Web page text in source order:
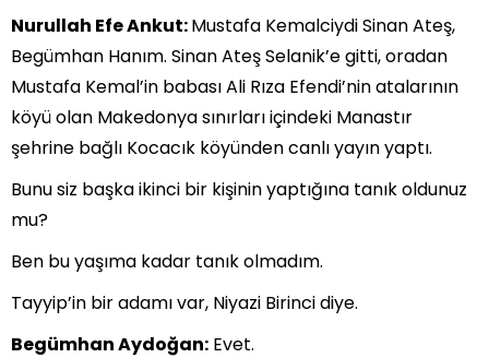
Nurullah Efe Ankut:Mustafa Kemalciydi Sinan Ateş,
Begümhan Hanım. Sinan Ateş Selanik’e gitti, oradan
Mustafa Kemal’in babası Ali Rıza Efendi’nin atalarının
köyü olan Makedonya sınırları içindeki Manastır
şehrine bağlı Kocacık köyünden canlı yayın yaptı.
Bunu siz başka ikinci bir kişinin yaptığına tanık oldunuz
mu?
Ben bu yaşıma kadar tanık olmadım.
Tayyip’in bir adamı var, Niyazi Birinci diye.
Begümhan Aydoğan: Evet.